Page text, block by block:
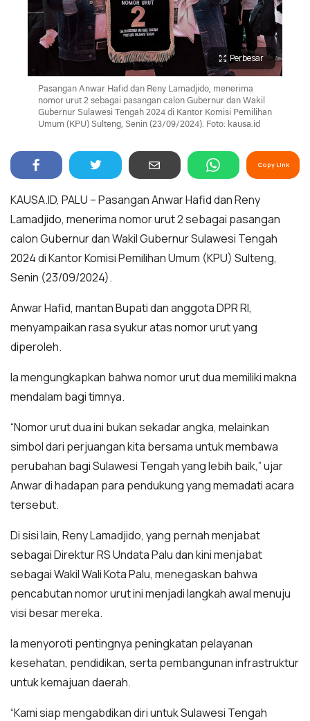
Perbesar
Pasangan Anwar Hafid dan Reny Lamadjido, menerima
nomor urut 2 sebagai pasangan calon Gubernur dan Wakil
Gubernur Sulawesi Tengah 2024 di Kantor Komisi Pemilihan
Umum (KPU) Sulteng, Senin (23/09/2024). Foto: kausa.id
Copy Link
KAUSA.ID, PALU – Pasangan Anwar Hafid dan Reny
Lamadjido, menerima nomor urut 2 sebagai pasangan
calon Gubernur dan Wakil Gubernur Sulawesi Tengah
2024 di Kantor Komisi Pemilihan Umum (KPU) Sulteng,
Senin (23/09/2024).
Anwar Hafid, mantan Bupati dan anggota DPR RI,
menyampaikan rasa syukur atas nomor urut yang
diperoleh.
Ia mengungkapkan bahwa nomor urut dua memiliki makna
mendalam bagi timnya.
“Nomor urut dua ini bukan sekadar angka, melainkan
simbol dari perjuangan kita bersama untuk membawa
perubahan bagi Sulawesi Tengah yang lebih baik,” ujar
Anwar di hadapan para pendukung yang memadati acara
tersebut.
Di sisi lain, Reny Lamadjido, yang pernah menjabat
sebagai Direktur RS Undata Palu dan kini menjabat
sebagai Wakil Wali Kota Palu, menegaskan bahwa
pencabutan nomor urut ini menjadi langkah awal menuju
visi besar mereka.
Ia menyoroti pentingnya peningkatan pelayanan
kesehatan, pendidikan, serta pembangunan infrastruktur
untuk kemajuan daerah.
“Kami siap mengabdikan diri untuk Sulawesi Tengah